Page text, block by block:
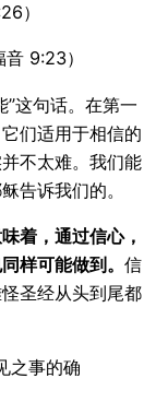
）
9:23）
”这句话。在第一
们适用于相信的
不太难。我们能
告诉我们的。
着，通过信心，
样可能做到。 信
圣经从头到尾都
之事的确